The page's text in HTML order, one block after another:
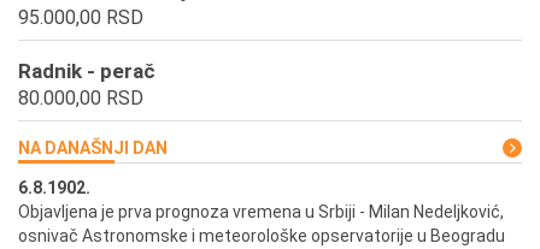
95.000,00 RSD
Radnik - perač
80.000,00 RSD
NA DANAŠNJI DAN
6.8.1902.
Objavljena je prva prognoza vremena u Srbiji - Milan Nedeljković,
osnivač Astronomske i meteorološke opservatorije u Beogradu